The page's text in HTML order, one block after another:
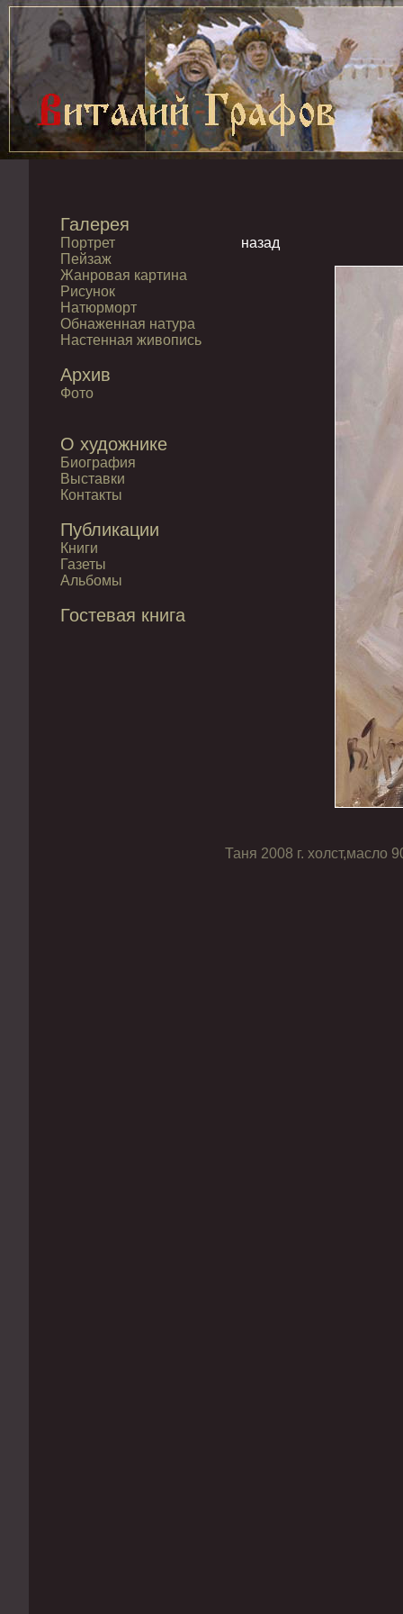
Галерея
Портрет
Пейзаж
Жанровая картина
Рисунок
Натюрморт
Обнаженная натура
Настенная живопись
Архив
Фото
О художнике
Биография
Выставки
Контакты
Публикации
Книги
Газеты
Альбомы
Гостевая книга
назад
Таня 2008 г. холст,масло